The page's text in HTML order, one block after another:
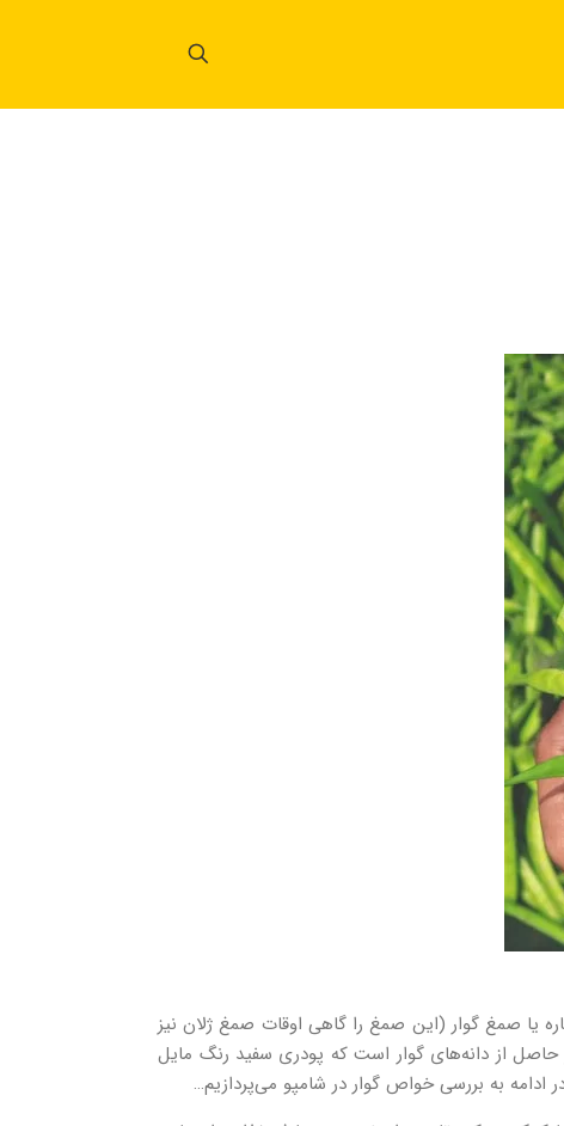
یا صمغ گوار (این صمغ را گاهی اوقات صمغ ژلان نیز
حاصل از دانه‌های گوار است که پودری سفید رنگ مایل
به بررسی خواص گوار در شامپو می‌پردازیم…